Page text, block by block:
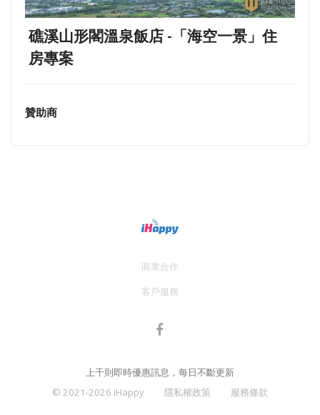
礁溪山形閣溫泉飯店 -「海空一景」住
房專案
贊助商
商業合作
客戶服務
上千則即時優惠訊息，每日不斷更新
© 2021-2026 iHappy
隱私權政策 服務條款